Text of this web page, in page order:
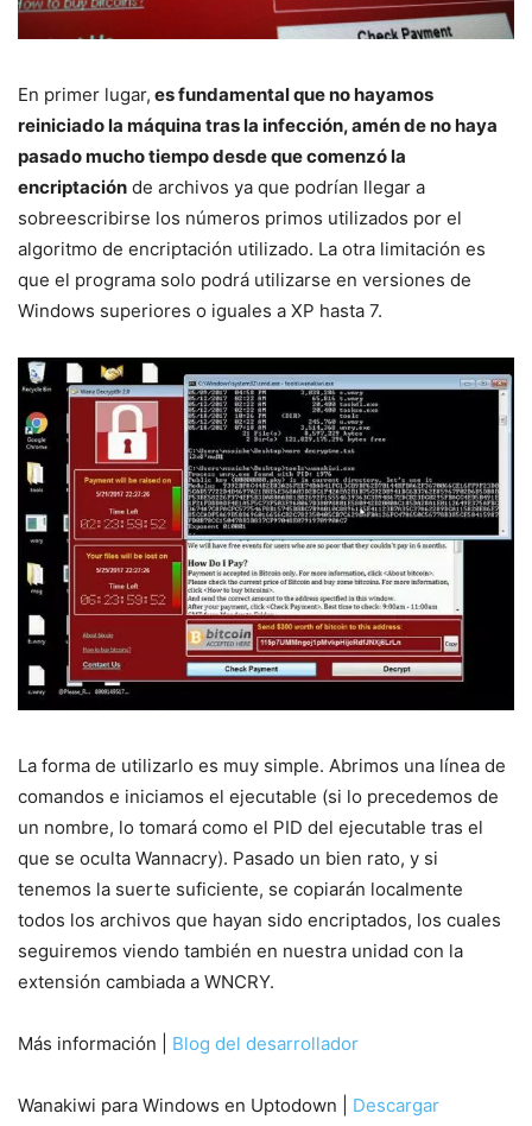
En primer lugar, es fundamental que no hayamos
reiniciado la máquina tras la infección, amén de no haya
pasado mucho tiempo desde que comenzó la
encriptación de archivos ya que podrían llegar a
sobreescribirse los números primos utilizados por el
algoritmo de encriptación utilizado. La otra limitación es
que el programa solo podrá utilizarse en versiones de
Windows superiores o iguales a XP hasta 7.
La forma de utilizarlo es muy simple. Abrimos una línea de
comandos e iniciamos el ejecutable (si lo precedemos de
un nombre, lo tomará como el PID del ejecutable tras el
que se oculta Wannacry). Pasado un bien rato, y si
tenemos la suerte suficiente, se copiarán localmente
todos los archivos que hayan sido encriptados, los cuales
seguiremos viendo también en nuestra unidad con la
extensión cambiada a WNCRY.
Más información | Blog del desarrollador
Wanakiwi para Windows en Uptodown | Descargar